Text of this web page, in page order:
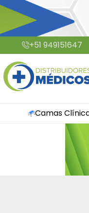
Saltar
al
contenido
+51 949151647
Camas